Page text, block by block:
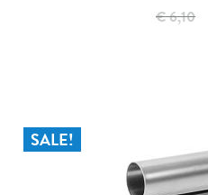
€ 6,10
SALE!